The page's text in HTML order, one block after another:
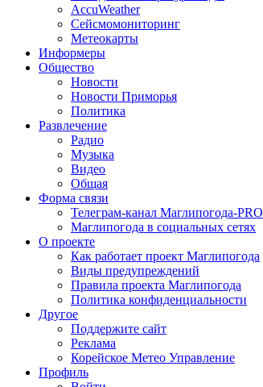
AccuWeather
Сейсмомониторинг
Метеокарты
Информеры
Общество
Новости
Новости Приморья
Политика
Развлечение
Радио
Музыка
Видео
Общая
Форма связи
Телеграм-канал Маглипогода-PRO
Маглипогода в социальных сетях
О проекте
Как работает проект Маглипогода
Виды предупреждений
Правила проекта Маглипогода
Политика конфиденциальности
Другое
Поддержите сайт
Реклама
Корейское Метео Управление
Профиль